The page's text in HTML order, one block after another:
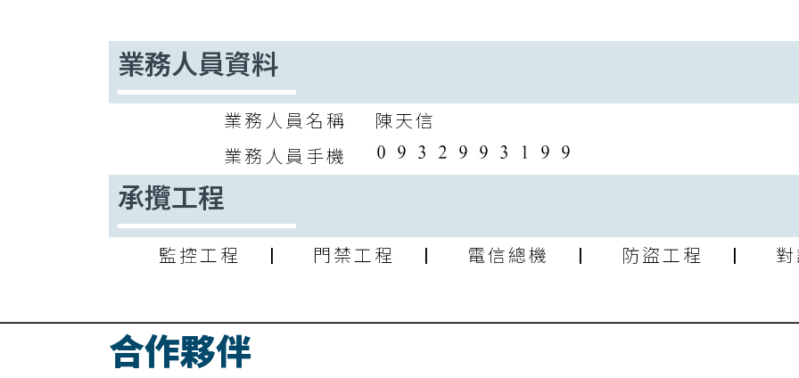
業務人員資料
業務人員名稱
陳天信
業務人員手機
承攬工程
監控工程 | 門禁工程 | 電信總機 | 防盜工程 | 對
合作夥伴